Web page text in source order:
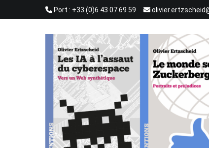
Port : +33 (0)6 43 07 69 59